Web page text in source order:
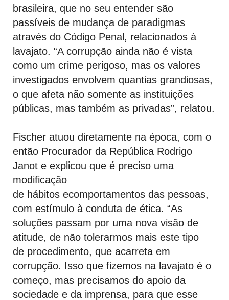
brasileira, que no seu entender são
passíveis de mudança de paradigmas
através do Código Penal, relacionados à
lavajato. “A corrupção ainda não é vista
como um crime perigoso, mas os valores
investigados envolvem quantias grandiosas,
o que afeta não somente as instituições
públicas, mas também as privadas”, relatou.
Fischer atuou diretamente na época, com o
então Procurador da República Rodrigo
Janot e explicou que é preciso uma
modificação
de hábitos ecomportamentos das pessoas,
com estímulo à conduta de ética. “As
soluções passam por uma nova visão de
atitude, de não tolerarmos mais este tipo
de procedimento, que acarreta em
corrupção. Isso que fizemos na lavajato é o
começo, mas precisamos do apoio da
sociedade e da imprensa, para que esse